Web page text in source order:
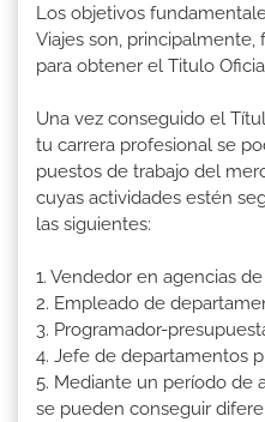
Los objetivos
Viajes son,
para obtener el Titulo
Una vez conseguido el
tu carrera profesional se
puestos de trabajo del
cuyas actividades estén
las siguientes:
1. Vendedor en agencias de
2. Empleado de
3. Programador-
4. Jefe de departamentos
5. Mediante un período de
se pueden conseguir